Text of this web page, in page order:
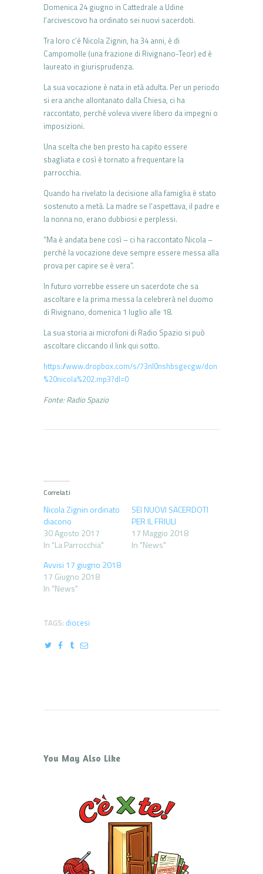
Domenica 24 giugno in Cattedrale a Udine
l’arcivescovo ha ordinato sei nuovi sacerdoti.
Tra loro c’è Nicola Zignin, ha 34 anni, è di
Campomolle (una frazione di Rivignano-Teor) ed è
laureato in giurisprudenza.
La sua vocazione è nata in età adulta. Per un periodo
si era anche allontanato dalla Chiesa, ci ha
raccontato, perché voleva vivere libero da impegni o
imposizioni.
Una scelta che ben presto ha capito essere
sbagliata e così è tornato a frequentare la
parrocchia.
Quando ha rivelato la decisione alla famiglia è stato
sostenuto a metà. La madre se l’aspettava, il padre e
la nonna no, erano dubbiosi e perplessi.
“Ma è andata bene così – ci ha raccontato Nicola –
perché la vocazione deve sempre essere messa alla
prova per capire se è vera”.
In futuro vorrebbe essere un sacerdote che sa
ascoltare e la prima messa la celebrerà nel duomo
di Rivignano, domenica 1 luglio alle 18.
La sua storia ai microfoni di Radio Spazio si può
ascoltare cliccando il link qui sotto.
https://www.dropbox.com/s/73nl0nshbsgecgw/don
%20nicola%202.mp3?dl=0
Fonte: Radio Spazio
Correlati
Nicola Zignin ordinato
diacono
30 Agosto 2017
In "La Parrocchia"
SEI NUOVI SACERDOTI
PER IL FRIULI
17 Maggio 2018
In "News"
Avvisi 17 giugno 2018
17 Giugno 2018
In "News"
TAGS: diocesi
You May Also Like